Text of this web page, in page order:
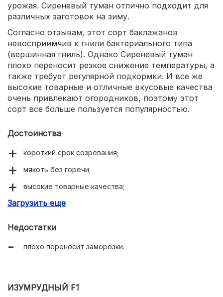
урожая. Сиреневый туман отлично подходит для
различных заготовок на зиму.
Согласно отзывам, этот сорт баклажанов
невосприимчив к гнили бактериального типа
(вершинная гниль). Однако Сиреневый туман
плохо переносит резкое снижение температуры, а
также требует регулярной подкормки. И все же
высокие товарные и отличные вкусовые качества
очень привлекают огородников, поэтому этот
сорт все больше пользуется популярностью.
Достоинства
короткий срок созревания;
мякоть без горечи;
высокие товарные качества;
невосприимчивость к вершинной гнили.
Загрузить еще
Недостатки
плохо переносит заморозки.
ИЗУМРУДНЫЙ F1